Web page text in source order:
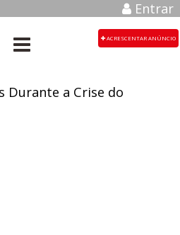
Entrar
ACRESCENTAR ANÚNCIO
Durante a Crise do